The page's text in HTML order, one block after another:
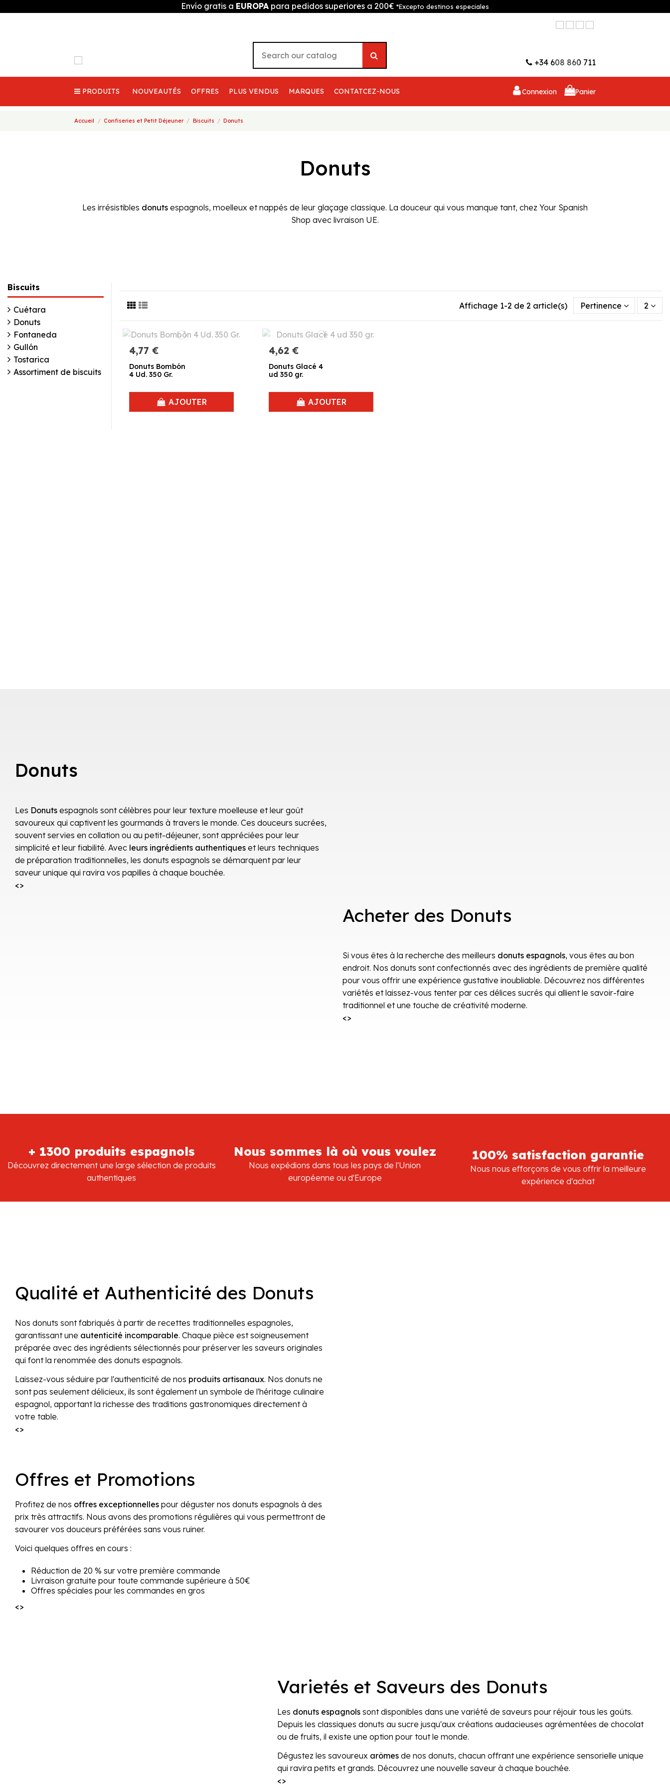
Envío gratis a EUROPA para pedidos superiores a 200€ *Excepto destinos especiales
+34 608 860 711
PRODUITS NOUVEAUTÉS OFFRES PLUS VENDUS MARQUES CONTATCEZ-NOUS Connexion Panier
Accueil Confiseries et Petit Déjeuner Biscuits Donuts
Donuts
Les irrésistibles donuts espagnols, moelleux et nappés de leur glaçage classique. La douceur qui vous manque tant, chez Your Spanish
Shop avec livraison UE.
Affichage 1-2 de 2 article(s) Pertinence 2
4,77 €
Donuts Bombón
4 Ud. 350 Gr.
AJOUTER
4,62 €
Donuts Glacé 4
ud 350 gr.
AJOUTER
Biscuits
Cuétara
Donuts
Fontaneda
Gullón
Tostarica
Assortiment de biscuits
Donuts
Les Donuts espagnols sont célèbres pour leur texture moelleuse et leur goût
savoureux qui captivent les gourmands à travers le monde. Ces douceurs sucrées,
souvent servies en collation ou au petit-déjeuner, sont appréciées pour leur
simplicité et leur fiabilité. Avec leurs ingrédients authentiques et leurs techniques
de préparation traditionnelles, les donuts espagnols se démarquent par leur
saveur unique qui ravira vos papilles à chaque bouchée.
<>
Acheter des Donuts
Si vous êtes à la recherche des meilleurs donuts espagnols, vous êtes au bon
endroit. Nos donuts sont confectionnés avec des ingrédients de première qualité
pour vous offrir une expérience gustative inoubliable. Découvrez nos différentes
variétés et laissez-vous tenter par ces délices sucrés qui allient le savoir-faire
traditionnel et une touche de créativité moderne.
<>
+ 1300 produits espagnols
Découvrez directement une large sélection de produits
authentiques
Nous sommes là où vous voulez
Nous expédions dans tous les pays de l'Union
européenne ou d'Europe
100% satisfaction garantie
Nous nous efforçons de vous offrir la meilleure
expérience d'achat
Qualité et Authenticité des Donuts
Nos donuts sont fabriqués à partir de recettes traditionnelles espagnoles,
garantissant une autenticité incomparable. Chaque pièce est soigneusement
préparée avec des ingrédients sélectionnés pour préserver les saveurs originales
qui font la renommée des donuts espagnols.
Laissez-vous séduire par l'authenticité de nos produits artisanaux. Nos donuts ne
sont pas seulement délicieux, ils sont également un symbole de l'héritage culinaire
espagnol, apportant la richesse des traditions gastronomiques directement à
votre table.
<>
Offres et Promotions
Profitez de nos offres exceptionnelles pour déguster nos donuts espagnols à des
prix très attractifs. Nous avons des promotions régulières qui vous permettront de
savourer vos douceurs préférées sans vous ruiner.
Voici quelques offres en cours :
Réduction de 20 % sur votre première commande
Livraison gratuite pour toute commande supérieure à 50€
Offres spéciales pour les commandes en gros
<>
Varietés et Saveurs des Donuts
Les donuts espagnols sont disponibles dans une variété de saveurs pour réjouir tous les goûts.
Depuis les classiques donuts au sucre jusqu'aux créations audacieuses agrémentées de chocolat
ou de fruits, il existe une option pour tout le monde.
Dégustez les savoureux arômes de nos donuts, chacun offrant une expérience sensorielle unique
qui ravira petits et grands. Découvrez une nouvelle saveur à chaque bouchée.
<>